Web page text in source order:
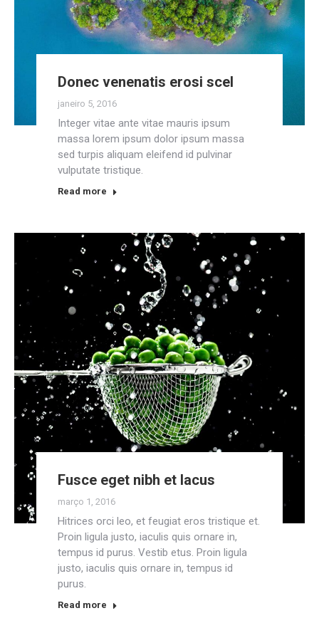
Donec venenatis erosi scel
janeiro 5, 2016
Integer vitae ante vitae mauris ipsum
massa lorem ipsum dolor ipsum massa
sed turpis aliquam eleifend id pulvinar
vulputate tristique.
Read more
Fusce eget nibh et lacus
março 1, 2016
Hitrices orci leo, et feugiat eros tristique et.
Proin ligula justo, iaculis quis ornare in,
tempus id purus. Vestib etus. Proin ligula
justo, iaculis quis ornare in, tempus id
purus.
Read more